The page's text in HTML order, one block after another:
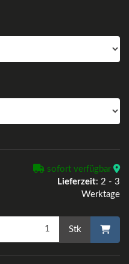
sofort verfügbar
Lieferzeit: 2 - 3
Werktage
Stk